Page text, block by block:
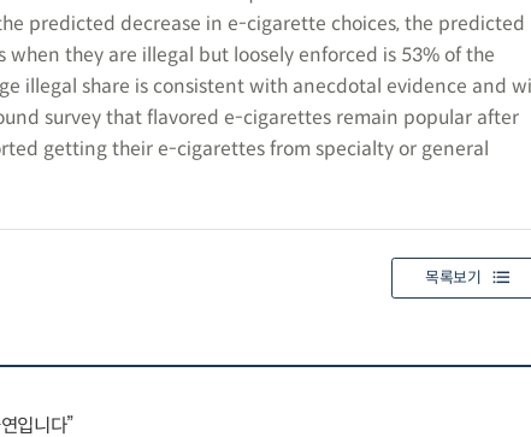
predicted decrease in e-cigarette choices, the predicted
they are illegal but loosely enforced is 53% of the
illegal share is consistent with anecdotal evidence and
survey that flavored e-cigarettes remain popular after
getting their e-cigarettes from specialty or general
목록보기
입니다”